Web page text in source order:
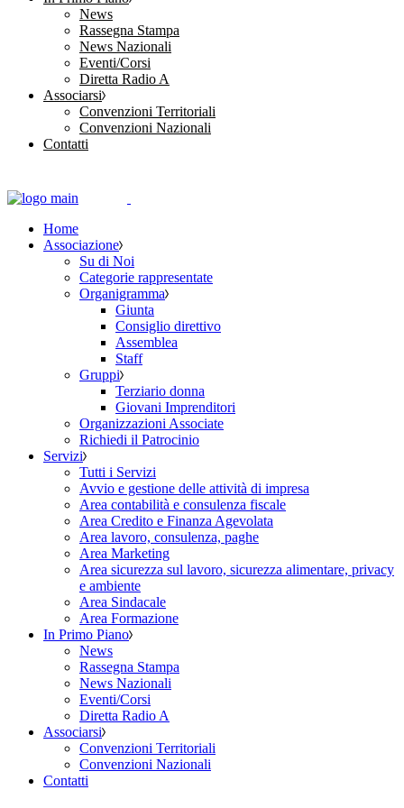
News
Rassegna Stampa
News Nazionali
Eventi/Corsi
Diretta Radio A
Associarsi
Convenzioni Territoriali
Convenzioni Nazionali
Contatti
Home
Associazione
Su di Noi
Categorie rappresentate
Organigramma
Giunta
Consiglio direttivo
Assemblea
Staff
Gruppi
Terziario donna
Giovani Imprenditori
Organizzazioni Associate
Richiedi il Patrocinio
Servizi
Tutti i Servizi
Avvio e gestione delle attività di impresa
Area contabilità e consulenza fiscale
Area Credito e Finanza Agevolata
Area lavoro, consulenza, paghe
Area Marketing
Area sicurezza sul lavoro, sicurezza alimentare, privacy
e ambiente
Area Sindacale
Area Formazione
In Primo Piano
News
Rassegna Stampa
News Nazionali
Eventi/Corsi
Diretta Radio A
Associarsi
Convenzioni Territoriali
Convenzioni Nazionali
Contatti